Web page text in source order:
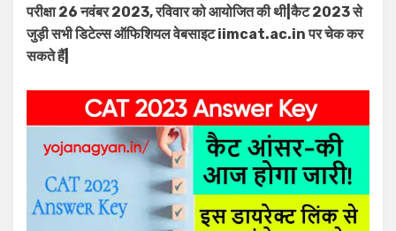
परीक्षा 26 नवंबर 2023, रविवार को आयोजित की थी|कैट 2023 से
जुड़ी सभी डिटेल्स ऑफिशियल वेबसाइट iimcat.ac.in पर चेक कर
सकते हैं|